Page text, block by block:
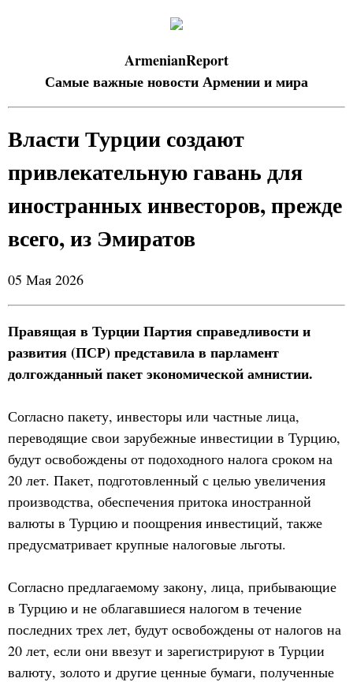
ArmenianReport
Самые важные новости Армении и мира
Власти Турции создают
привлекательную гавань для
иностранных инвесторов, прежде
всего, из Эмиратов
05 Мая 2026
Правящая в Турции Партия справедливости и
развития (ПСР) представила в парламент
долгожданный пакет экономической амнистии.
Согласно пакету, инвесторы или частные лица,
переводящие свои зарубежные инвестиции в Турцию,
будут освобождены от подоходного налога сроком на
20 лет. Пакет, подготовленный с целью увеличения
производства, обеспечения притока иностранной
валюты в Турцию и поощрения инвестиций, также
предусматривает крупные налоговые льготы.
Согласно предлагаемому закону, лица, прибывающие
в Турцию и не облагавшиеся налогом в течение
последних трех лет, будут освобождены от налогов на
20 лет, если они ввезут и зарегистрируют в Турции
валюту, золото и другие ценные бумаги, полученные